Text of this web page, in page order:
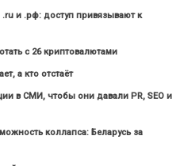
и .рф: доступ привязывают к
с 26 криптовалютами
а кто отстаёт
в СМИ, чтобы они давали PR, SEO и
коллапса: Беларусь за